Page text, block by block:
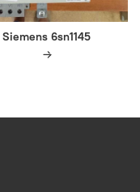
Siemens 6sn1145